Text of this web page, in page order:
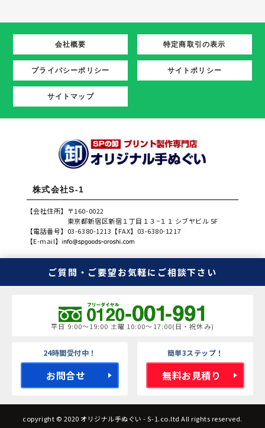
会社概要 特定商取引の表示
プライバシーポリシー サイトポリシー
サイトマップ
株式会社S-1
【会社住所】 〒160-0022
東京都新宿区新宿１丁目１３−１１ シブヤビル 5F
【電話番号】 03-6380-1213 【FAX】 03-6380-1217
【E-mail】
ご質問・ご要望お気軽にご相談下さい
平日 9:00～19:00 土曜 10:00～17:00(日・祝休み)
24時間受付中！
お問合せ
簡単3ステップ！
無料お見積り
copyright © 2020 オリジナル手ぬぐい - S-1.co.ltd All rights reserved.